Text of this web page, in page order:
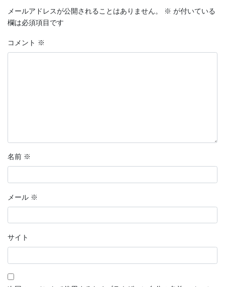
メールアドレスが公開されることはありません。 ※ が付いている
欄は必須項目です
コメント ※
名前 ※
メール ※
サイト